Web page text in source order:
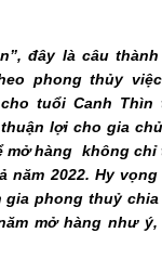
đây là câu
phong thủy
tuổi Canh Thìn
lợi cho gia
mở hàng không chỉ
năm 2022. Hy
phong thuỷ chia
mở hàng như